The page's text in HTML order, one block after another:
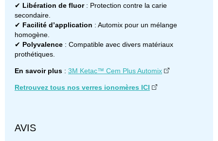
✔ Libération de fluor: Protection contre la carie
secondaire.
✔ Facilité d’application : Automix pour un mélange
homogène.
✔ Polyvalence : Compatible avec divers matériaux
prothétiques.
En savoir plus : 3M Ketac™ Cem Plus Automix
Retrouvez tous nos verres ionomères ICI
AVIS